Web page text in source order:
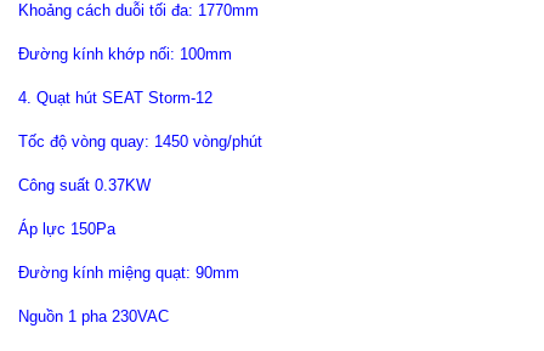
Khoảng cách duỗi tối đa: 1770mm
Đường kính khớp nối: 100mm
4. Quạt hút SEAT Storm-12
Tốc độ vòng quay: 1450 vòng/phút
Công suất 0.37KW
Áp lực 150Pa
Đường kính miệng quạt: 90mm
Nguồn 1 pha 230VAC